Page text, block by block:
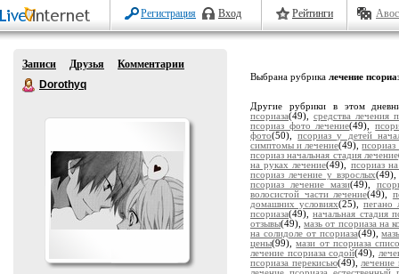
Регистрация Вход Рейтинги
Записи Друзья
Комментарии
Dorothyq
Выбрана рубрика лечение
Другие рубрики в этом
псориаза(49), средства лечения
псориаз фото лечение(49),
фото(50),псориаз у детей
симптомы и лечение(49),
псориаз начальная стадия лечение
на руках лечение(49), псориаз
псориаз лечение у взрослых
псориаз лечение мази(49),
волосистой части лечение(49),
домашних условиях(25), пегано
псориаза(49),начальная стадия
отзывы(49),мазь от псориаза на
на солидоле от псориаза(49),
цены(99),мази от псориаза
лечение псориаза содой(49),
псориаза перекисью(49), лечение